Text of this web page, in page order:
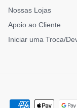
Nossas Lojas
Apoio ao Cliente
Iniciar uma Troca/